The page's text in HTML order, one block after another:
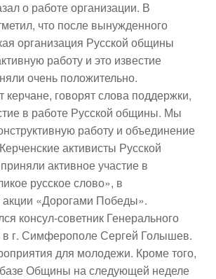
о работе организации. В
что после вынужденного
организация Русской общины
работу и это известие
очень положительно.
керчане, говорят слова поддержки,
в работе Русской общины. Мы
работу и объединение
активисты Русской
активное участие в
русское слово», в
акции «Дорогами Победы».
консул-советник Генерального
в г. Симферополе Сергей Голышев.
для молодежи. Кроме того,
Общины на следующей неделе